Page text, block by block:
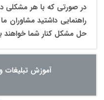
در صورتی که با هر مشکلی
راهنمایی داشتید مشاوران
حل مشکل کنار شما خواهند
آموزش